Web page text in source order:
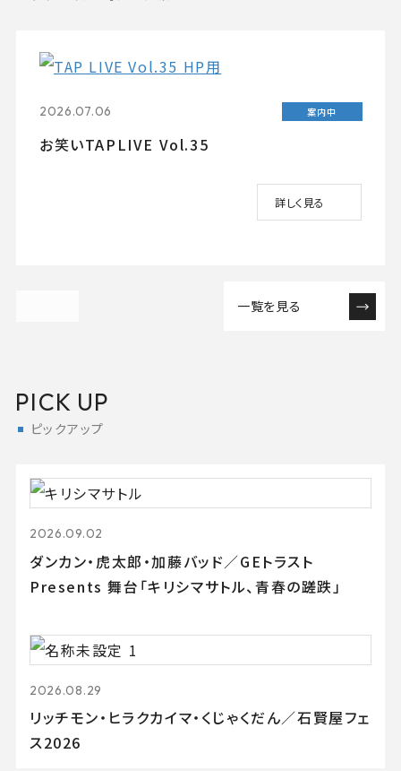
2026.07.06 案内中
お笑いTAPLIVE Vol.35
詳しく見る
一覧を見る
PICK UP
ピックアップ
2026.09.02
ダンカン・虎太郎・加藤バッド／GEトラスト
Presents 舞台「キリシマサトル、青春の蹉跌」
2026.08.29
リッチモン・ヒラクカイマ・くじゃくだん／石賢屋フェ
ス2026